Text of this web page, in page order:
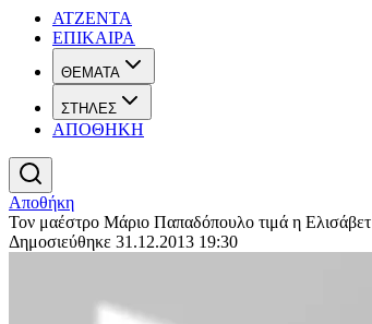
ΑΤΖΕΝΤΑ
ΕΠΙΚΑΙΡΑ
ΘΕΜΑΤΑ
ΣΤΗΛΕΣ
ΑΠΟΘΗΚΗ
Αποθήκη
Τον μαέστρο Μάριο Παπαδόπουλο τιμά η Ελισάβετ
Δημοσιεύθηκε 31.12.2013 19:30